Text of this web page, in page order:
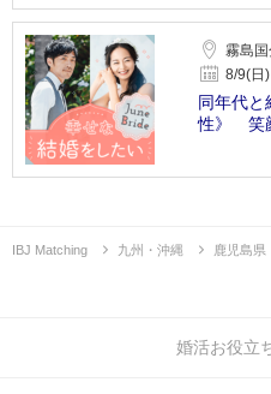
霧島
8/9(日
同年代
性》 笑
IBJ Matching 九州・沖縄 鹿児島県
婚活お役立